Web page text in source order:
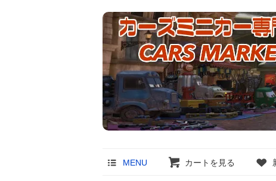
MENU カートを見る